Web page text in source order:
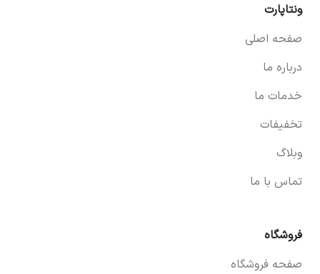
ونتاپارت
صفحه اصلی
درباره ما
خدمات ما
تخفیفات
وبلاگ
تماس با ما
فروشگاه
صفحه فروشگاه